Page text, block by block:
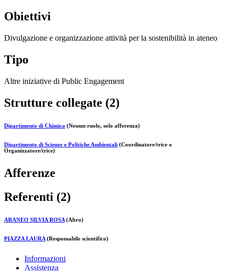
Obiettivi
Divulgazione e organizzazione attività per la sostenibilità in ateneo
Tipo
Altre iniziative di Public Engagement
Strutture collegate (2)
Dipartimento di Chimica (Nessun ruolo, solo afferenza)
Dipartimento di Scienze e Politiche Ambientali (Coordinatore/trice o
Organizzatore/trice)
Afferenze
Referenti (2)
ARANEO SILVIA ROSA (Altro)
PIAZZA LAURA (Responsabile scientifico)
Informazioni
Assistenza